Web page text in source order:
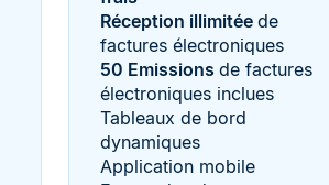
Réception illimitée de
factures électroniques
50 Emissions de factures
électroniques inclues
Tableaux de bord
dynamiques
Application mobile